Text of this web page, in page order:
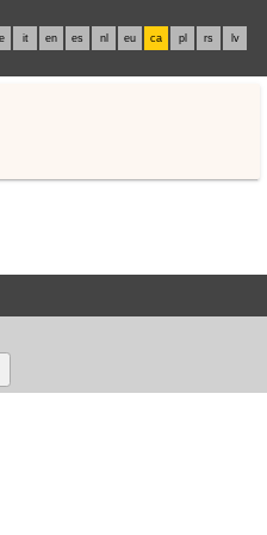
it en es nl eu ca pl rs lv